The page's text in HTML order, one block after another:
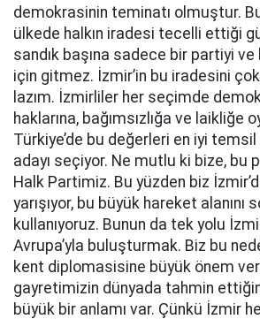
demokrasinin teminatı olmuştur.
ülkede halkın iradesi tecelli ettiği
sandık başına sadece bir partiyi
için gitmez. İzmir’in bu iradesini
lazım. İzmirliler her seçimde
haklarına, bağımsızlığa ve laikliğe
Türkiye’de bu değerleri en iyi
adayı seçiyor. Ne mutlu ki bize, bu
Halk Partimiz. Bu yüzden biz
yarışıyor, bu büyük hareket alanını
kullanıyoruz. Bunun da tek yolu
Avrupa’yla buluşturmak. Biz bu
kent diplomasisine büyük önem
gayretimizin dünyada tahmin
büyük bir anlamı var. Çünkü İzmir